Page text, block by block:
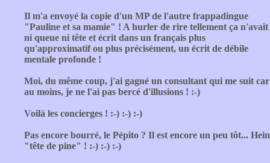
Il m'a envoyé la copie d'un MP de l'autre frappadingue
"Pauline et sa mamie" ! A hurler de rire tellement ça n'avait
ni queue ni tête et écrit dans un français plus
qu'approximatif ou plus précisément, un écrit de débile
mentale profonde !
Moi, du même coup, j'ai gagné un consultant qui me suit car
au moins, je ne l'ai pas bercé d'illusions ! :-)
Voilà les concierges ! :-) :-) :-)
Pas encore bourré, le Pépito ? Il est encore un peu tôt... Hein
"tête de pine" ! :-) :-) :-)